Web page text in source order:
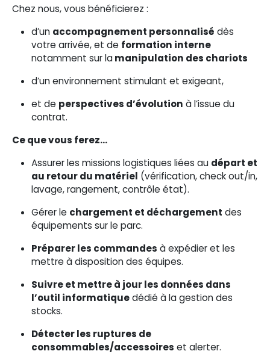
Chez nous, vous bénéficierez :
d’un accompagnement personnalisé dès
votre arrivée, et de formation interne
notamment sur lamanipulation des chariots
d’un environnement stimulant et exigeant,
et de perspectives d’évolution à l’issue du
contrat.
Ce que vous ferez…
Assurer les missions logistiques liées au départ et
au retour du matériel (vérification, check out/in,
lavage, rangement, contrôle état).
Gérer le chargement et déchargement des
équipements sur le parc.
Préparer les commandes à expédier et les
mettre à disposition des équipes.
Suivre et mettre à jour les données dans
l’outil informatiquedédié à la gestion des
stocks.
Détecter les ruptures de
consommables/accessoires et alerter.